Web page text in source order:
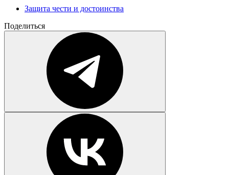
Защита чести и достоинства
Поделиться